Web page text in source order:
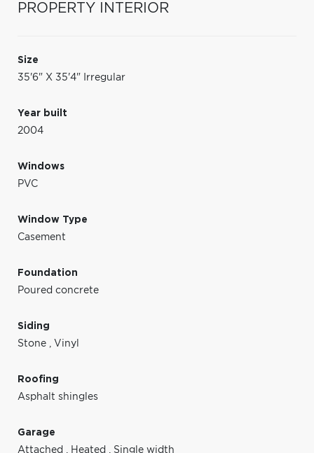
PROPERTY INTERIOR
Size
35'6" X 35'4" Irregular
Year built
2004
Windows
PVC
Window Type
Casement
Foundation
Poured concrete
Siding
Stone , Vinyl
Roofing
Asphalt shingles
Garage
Attached , Heated , Single width